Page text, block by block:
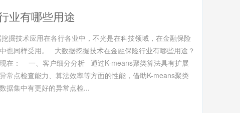
业有哪些用途
掘技术应用在各行各业中，不光是在科技领域，在金融保险
也同样受用。 大数据挖掘技术在金融保险行业有哪些用途？
在： 一、客户细分分析 通过K-means聚类算法具有扩展
常点检查能力、算法效率等方面的性能，借助K-means聚类
据集中有更好的异常点检...